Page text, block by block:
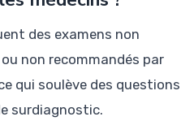
des examens non
non recommandés par
qui soulève des questions
surdiagnostic.